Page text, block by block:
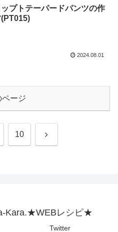
プトテーパードパンツの作
(PT015)
2024.08.01
ページ
10 次
Kara.★WEBレシピ★
Twitter